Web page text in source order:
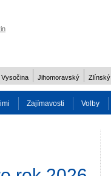
Vysočina Jihomoravský Zlínský
Zajímavosti Volby